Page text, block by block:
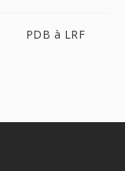
PDB à LRF